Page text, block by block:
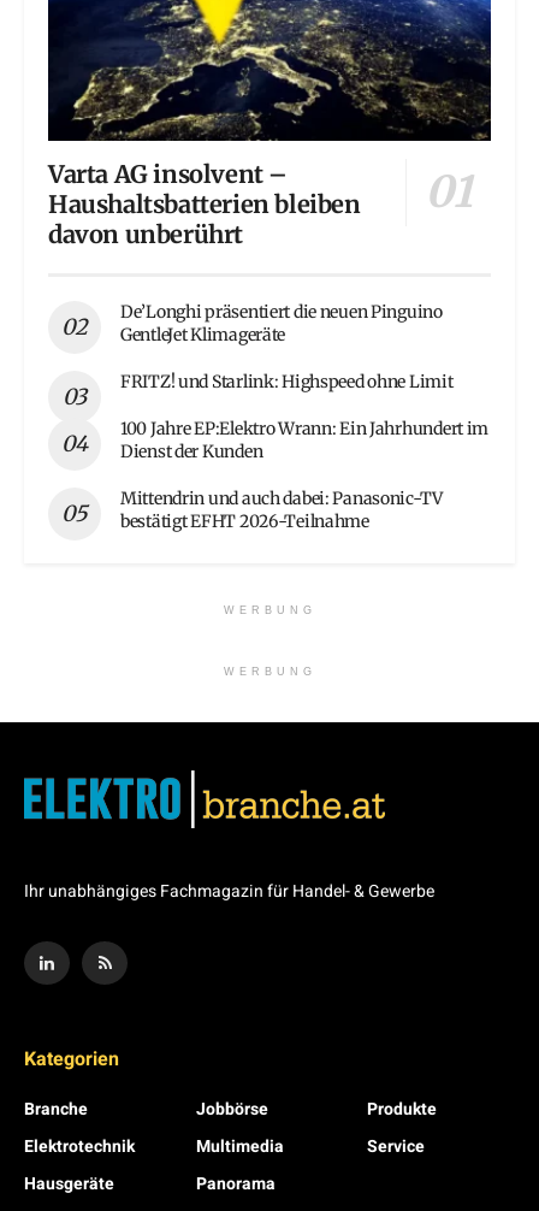
Varta AG insolvent –
Haushaltsbatterien bleiben
davon unberührt
De’Longhi präsentiert die neuen Pinguino
GentleJet Klimageräte
FRITZ! und Starlink: Highspeed ohne Limit
100 Jahre EP:Elektro Wrann: Ein Jahrhundert im
Dienst der Kunden
Mittendrin und auch dabei: Panasonic-TV
bestätigt EFHT 2026-Teilnahme
WERBUNG
WERBUNG
Ihr unabhängiges Fachmagazin für Handel- & Gewerbe
Kategorien
Branche
Elektrotechnik
Hausgeräte
Jobbörse
Multimedia
Panorama
Produkte
Service